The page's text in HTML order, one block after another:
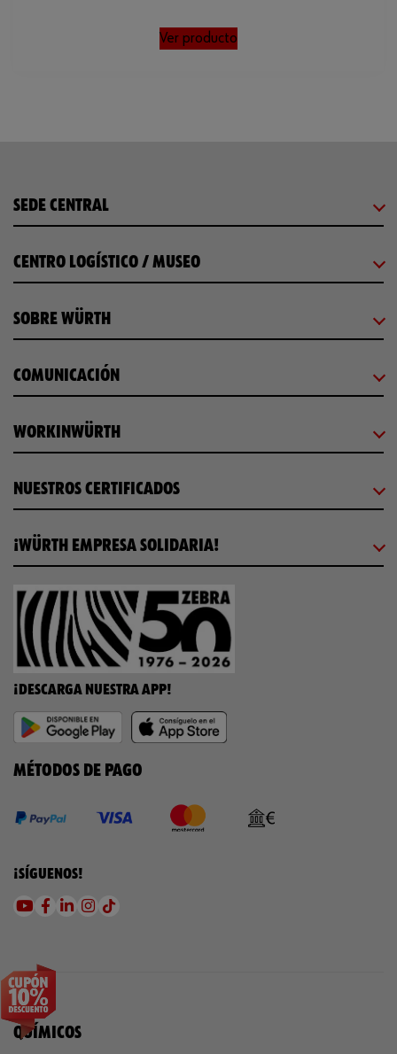
Ver producto
SEDE CENTRAL
CENTRO LOGÍSTICO / MUSEO
SOBRE WÜRTH
COMUNICACIÓN
WORKINWÜRTH
NUESTROS CERTIFICADOS
¡WÜRTH EMPRESA SOLIDARIA!
¡DESCARGA NUESTRA APP!
MÉTODOS DE PAGO
¡SÍGUENOS!
QUÍMICOS